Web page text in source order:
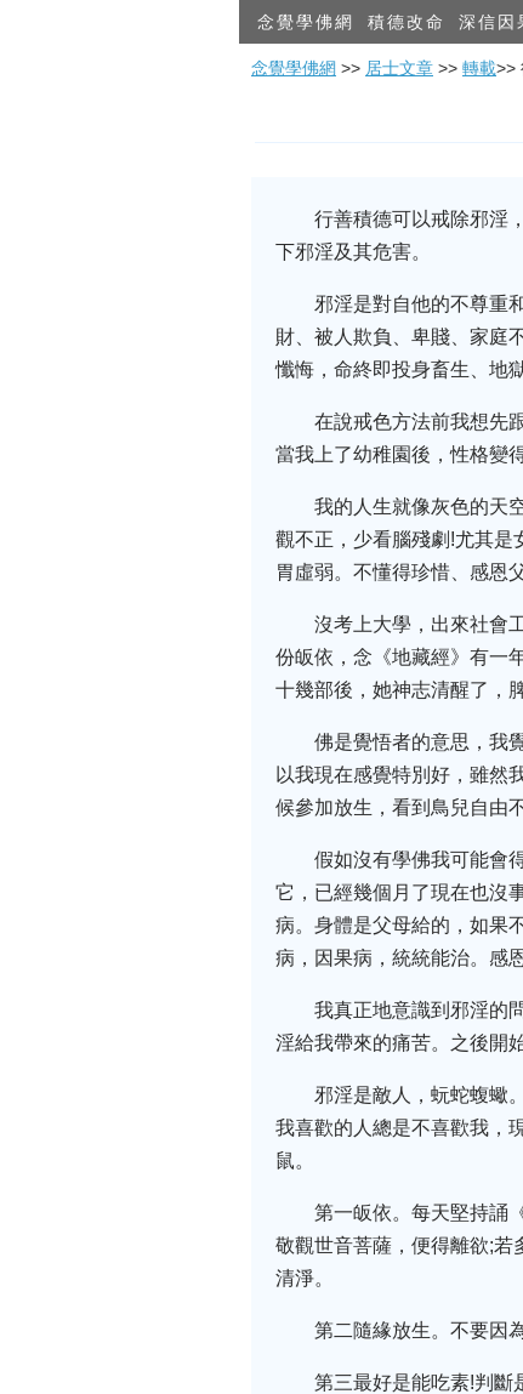
念覺學佛網 積德改命 深信因
念覺學佛網 >> 居士文章 >> 轉載>>
行善積德可以戒除邪淫
下邪淫及其危害。
邪淫是對自他的不尊重
財、被人欺負、卑賤、家庭
懺悔，命終即投身畜生、地
在說戒色方法前我想先
當我上了幼稚園後，性格變
我的人生就像灰色的天
觀不正，少看腦殘劇!尤其是
胃虛弱。不懂得珍惜、感恩
沒考上大學，出來社會
份皈依，念《地藏經》有一
十幾部後，她神志清醒了，
佛是覺悟者的意思，我
以我現在感覺特別好，雖然
候參加放生，看到鳥兒自由
假如沒有學佛我可能會
它，已經幾個月了現在也沒
病。身體是父母給的，如果
病，因果病，統統能治。感
我真正地意識到邪淫的
淫給我帶來的痛苦。之後開
邪淫是敵人，蚖蛇蝮蠍
我喜歡的人總是不喜歡我，
鼠。
第一皈依。每天堅持誦
敬觀世音菩薩，便得離欲;若
清淨。
第二隨緣放生。不要因
第三最好是能吃素!判斷